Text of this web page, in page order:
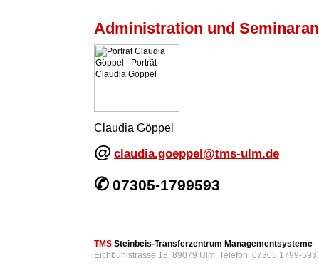
Administration und
Claudia Göppel
@ claudia.goeppel@tms-ulm.de
✆ 07305-1799593
TMS Steinbeis-Transferzentrum Managementsysteme
Eichbühlstrasse 18, 89079 Ulm, Telefon: 07305 1799-